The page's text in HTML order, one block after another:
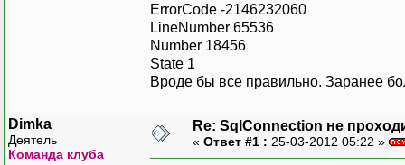
ErrorCode -2146232060
LineNumber 65536
Number 18456
State 1
Вроде бы все правильно. Заранее
Dimka
Деятель
Команда клуба
Re: SqlConnection не
« Ответ #1 : 25-03-2012 05:22 »